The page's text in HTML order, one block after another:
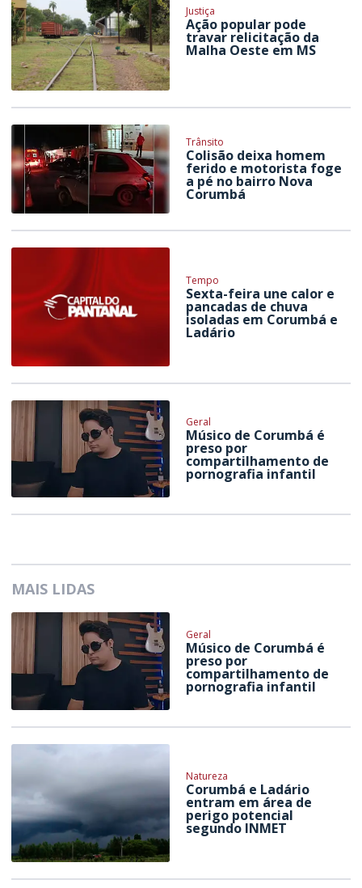
Justiça
Ação popular pode
travar relicitação da
Malha Oeste em MS
Trânsito
Colisão deixa homem
ferido e motorista foge
a pé no bairro Nova
Corumbá
Tempo
Sexta-feira une calor e
pancadas de chuva
isoladas em Corumbá e
Ladário
Geral
Músico de Corumbá é
preso por
compartilhamento de
pornografia infantil
MAIS LIDAS
Geral
Músico de Corumbá é
preso por
compartilhamento de
pornografia infantil
Natureza
Corumbá e Ladário
entram em área de
perigo potencial
segundo INMET